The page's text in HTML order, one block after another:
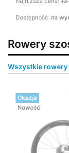
Dostępność: na
Rowery
Wszystkie
Okazja
Nowość